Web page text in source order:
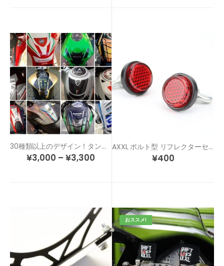
30種類以上のデザイン！タンクのドレスアップ＆傷防止！カスタム タンクパッド
¥3,000 – ¥3,300
AXXL ボルト型 リフレクターセット
¥400
おススメ!